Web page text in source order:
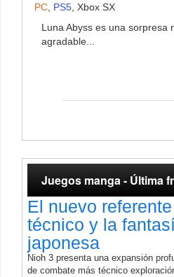
PC PS5 Xbox SX
Luna Abyss es una sorpresa
agradable...
Juegos manga - Última
El nuevo
técnico y la
japonesa
Nioh 3 presenta una expansión
de combate más técnico